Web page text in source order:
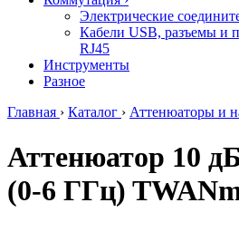
Электрические
Кабели USB, разъемы и
RJ45
Инструменты
Разное
Главная › Каталог › Аттенюаторы и
Аттенюатор 10
(0-6 ГГц)